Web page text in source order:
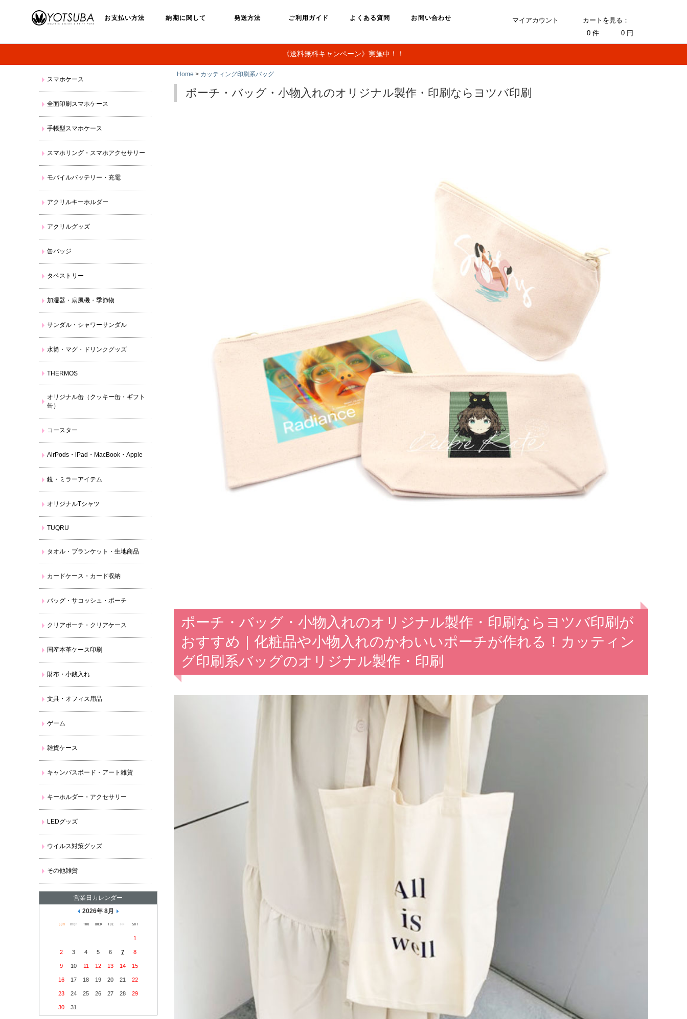
お支払い方法 納期に関して 発送方法 ご利用ガイド よくある質問 お問い合わせ マイアカウント
カートを見る：
0 件 0 円
《送料無料キャンペーン》実施中！！
スマホケース
全面印刷スマホケース
手帳型スマホケース
スマホリング・スマホアクセサリー
モバイルバッテリー・充電
アクリルキーホルダー
アクリルグッズ
缶バッジ
タペストリー
加湿器・扇風機・季節物
サンダル・シャワーサンダル
水筒・マグ・ドリンクグッズ
THERMOS
オリジナル缶（クッキー缶・ギフト
缶）
コースター
AirPods・iPad・MacBook・Apple
鏡・ミラーアイテム
オリジナルTシャツ
TUQRU
タオル・ブランケット・生地商品
カードケース・カード収納
バッグ・サコッシュ・ポーチ
クリアポーチ・クリアケース
国産本革ケース印刷
財布・小銭入れ
文具・オフィス用品
ゲーム
雑貨ケース
キャンバスボード・アート雑貨
キーホルダー・アクセサリー
LEDグッズ
ウイルス対策グッズ
その他雑貨
営業日カレンダー
2026年 8月
1
2 3 4 5 6 7 8
9 10 11 12 13 14 15
16 17 18 19 20 21 22
23 24 25 26 27 28 29
30 31
Home > カッティング印刷系バッグ
ポーチ・バッグ・小物入れのオリジナル製作・印刷ならヨツバ印刷
ポーチ・バッグ・小物入れのオリジナル製作・印刷ならヨツバ印刷が
おすすめ｜化粧品や小物入れのかわいいポーチが作れる！カッティン
グ印刷系バッグのオリジナル製作・印刷